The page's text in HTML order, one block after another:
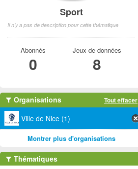
Sport
Il n'y a pas de description pour cette thématique
Abonnés
0
Jeux de données
8
Organisations Tout effacer
Ville de Nice (1)
Montrer plus d'organisations
Thématiques